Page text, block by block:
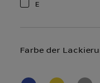
E
Farbe der